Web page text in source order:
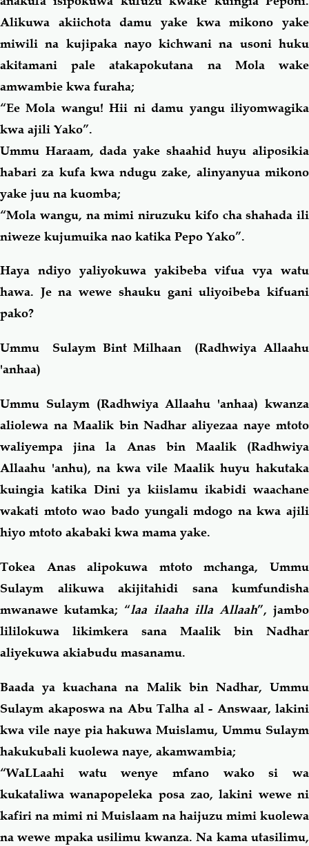
Alikuwa akiichota damu yake kwa mikono yake
miwili na kujipaka nayo kichwani na usoni huku
akitamani pale atakapokutana na Mola wake
amwambie kwa furaha;
“Ee Mola wangu! Hii ni damu yangu iliyomwagika
kwa ajili Yako”.
Ummu Haraam, dada yake shaahid huyu aliposikia
habari za kufa kwa ndugu zake, alinyanyua mikono
yake juu na kuomba;
“Mola wangu, na mimi niruzuku kifo cha shahada ili
niweze kujumuika nao katika Pepo Yako”.
Haya ndiyo yaliyokuwa yakibeba vifua vya watu
hawa. Je na wewe shauku gani uliyoibeba kifuani
pako?
Ummu Sulaym Bint Milhaan (Radhwiya Allaahu
'anhaa)
Ummu Sulaym (Radhwiya Allaahu 'anhaa) kwanza
aliolewa na Maalik bin Nadhar aliyezaa naye mtoto
waliyempa jina la Anas bin Maalik (Radhwiya
Allaahu 'anhu), na kwa vile Maalik huyu hakutaka
kuingia katika Dini ya kiislamu ikabidi waachane
wakati mtoto wao bado yungali mdogo na kwa ajili
hiyo mtoto akabaki kwa mama yake.
Tokea Anas alipokuwa mtoto mchanga, Ummu
Sulaym alikuwa akijitahidi sana kumfundisha
mwanawe kutamka; “laa ilaaha illa Allaah”, jambo
lililokuwa likimkera sana Maalik bin Nadhar
aliyekuwa akiabudu masanamu.
Baada ya kuachana na Malik bin Nadhar, Ummu
Sulaym akaposwa na Abu Talha al - Answaar, lakini
kwa vile naye pia hakuwa Muislamu, Ummu Sulaym
hakukubali kuolewa naye, akamwambia;
“WaLLaahi watu wenye mfano wako si wa
kukataliwa wanapopeleka posa zao, lakini wewe ni
kafiri na mimi ni Muislaam na haijuzu mimi kuolewa
na wewe mpaka usilimu kwanza. Na kama utasilimu,